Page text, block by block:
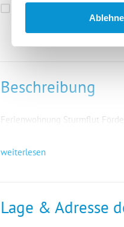
Vollpension möglich
Beschreibung
Ferienwohnung Sturmflut
weiterlesen
Lage & Adresse